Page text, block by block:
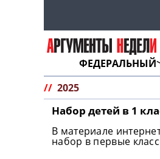
ФЕДЕРАЛЬНЫЙ
// 2025
Набор детей в 1
В материале
набор в первые